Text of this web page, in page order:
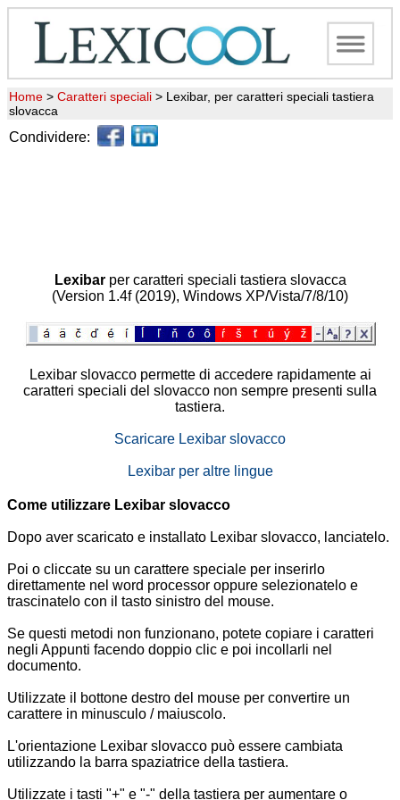
Home > Caratteri speciali > Lexibar, per caratteri speciali tastiera
slovacca
Condividere:
Lexibarper caratteri speciali tastiera slovacca
(Version 1.4f (2019), Windows XP/Vista/7/8/10)
Lexibar slovacco permette di accedere rapidamente ai
caratteri speciali del slovacco non sempre presenti sulla
tastiera.
Scaricare Lexibar slovacco
Lexibar per altre lingue
Come utilizzare Lexibar slovacco
Dopo aver scaricato e installato Lexibar slovacco, lanciatelo.
Poi o cliccate su un carattere speciale per inserirlo
direttamente nel word processor oppure selezionatelo e
trascinatelo con il tasto sinistro del mouse.
Se questi metodi non funzionano, potete copiare i caratteri
negli Appunti facendo doppio clic e poi incollarli nel
documento.
Utilizzate il bottone destro del mouse per convertire un
carattere in minusculo / maiuscolo.
L'orientazione Lexibar slovacco può essere cambiata
utilizzando la barra spaziatrice della tastiera.
Utilizzate i tasti "+" e "-" della tastiera per aumentare o